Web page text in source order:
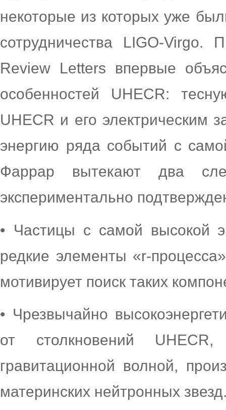
некоторые из которых уже
сотрудничества LIGO-
Review Letters впервые
особенностей UHECR:
UHECR и его электрическим
энергию ряда событий с
Фаррар вытекают два
экспериментально
• Частицы с самой высокой
редкие элементы «r-
мотивирует поиск таких
• Чрезвычайно
от столкновений UHECR,
гравитационной волной,
материнских нейтронных